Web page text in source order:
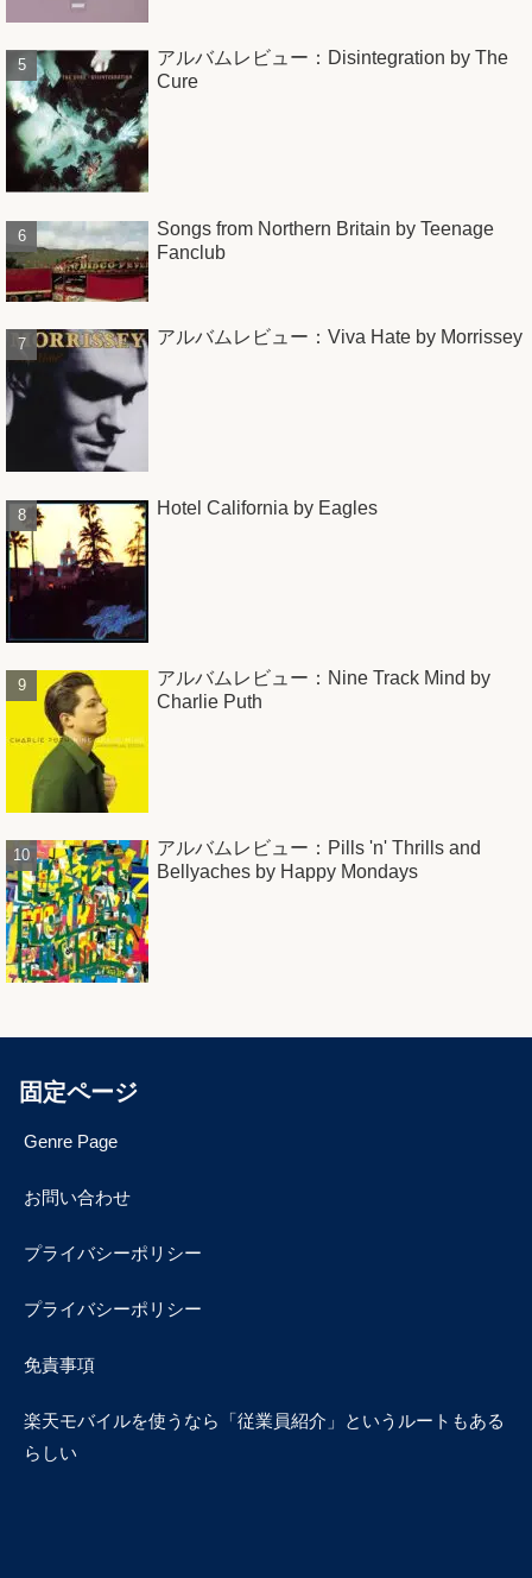
アルバムレビュー：Disintegration by The
Cure
Songs from Northern Britain by Teenage
Fanclub
アルバムレビュー：Viva Hate by Morrissey
Hotel California by Eagles
アルバムレビュー：Nine Track Mind by
Charlie Puth
アルバムレビュー：Pills 'n' Thrills and
Bellyaches by Happy Mondays
固定ページ
Genre Page
お問い合わせ
プライバシーポリシー
プライバシーポリシー
免責事項
楽天モバイルを使うなら「従業員紹介」というルートもある
らしい